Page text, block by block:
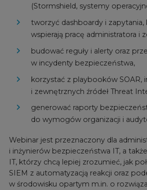
(Stormshield, systemy
tworzyć dashboardy i zapytania,
wspierają pracę administratora i
budować reguły i alerty oraz
w incydenty bezpieczeństwa,
korzystać z playbooków SOAR,
i zewnętrznych źródeł Threat
generować raporty
do wymogów organizacji i
Webinar jest przeznaczony dla
i inżynierów bezpieczeństwa IT, a
IT, którzy chcą lepiej zrozumieć, jak
SIEM z automatyzacją reakcji oraz
w środowisku opartym m.in. o